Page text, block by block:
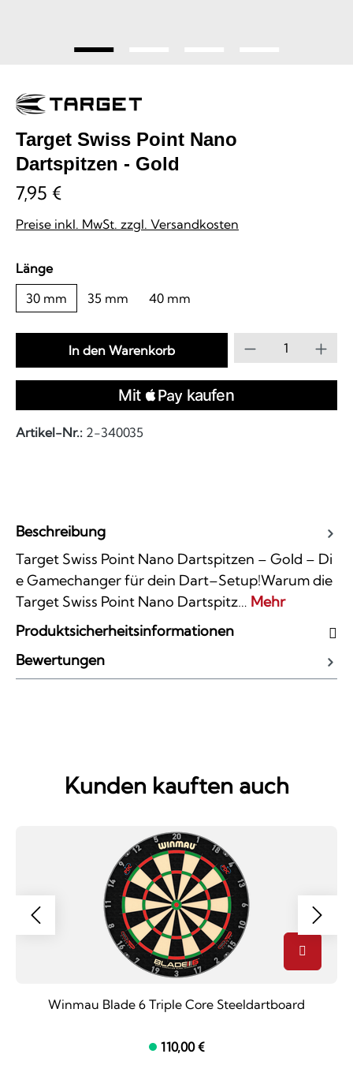
Target Swiss Point Nano
Dartspitzen - Gold
7,95 €
Preise inkl. MwSt. zzgl. Versandkosten
Längeauswählen
30 mm
35 mm 40 mm
Produkt
In den Warenkorb
Artikel-Nr.: 2-340035
Beschreibung
Target Swiss Point Nano Dartspitzen – Gold – Di
e Gamechanger für dein Dart–Setup!Warum die
Target Swiss Point Nano Dartspitz… Mehr
Produktsicherheitsinformationen
Bewertungen
Kunden kauften auch
Winmau Blade 6 Triple Core Steeldartboard
110,00 €